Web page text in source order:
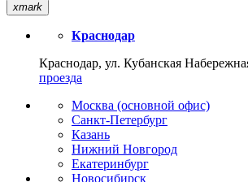
xmark
Краснодар
Краснодар, ул. Кубанская
проезда
Москва (основной офис)
Санкт-Петербург
Казань
Нижний Новгород
Екатеринбург
Новосибирск